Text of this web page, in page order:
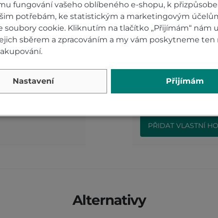
s alamem
Hodnocení
Přidejte vlastní
PŘIDAT VLASTNÍ
Alternativy
fungování vašeho oblíbeného e-shopu, k
potřebám, ke statistickým a marketingovým
soubory cookie. Kliknutím na tlačítko „Přijímám“ nám
sběrem a zpracováním a my vám poskytneme ten
Nastavení Přijímám